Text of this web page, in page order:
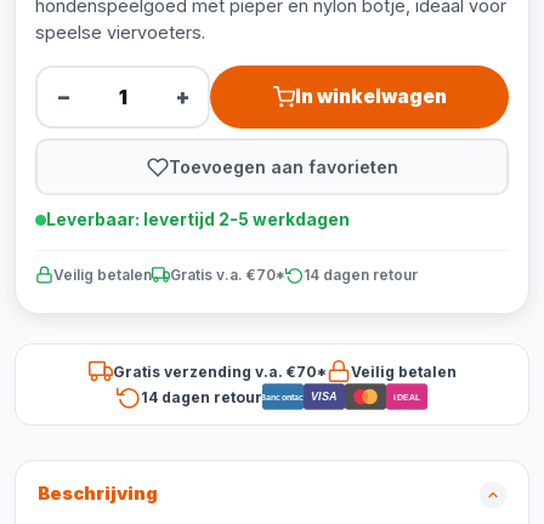
hondenspeelgoed met pieper en nylon botje, ideaal voor
speelse viervoeters.
− + In winkelwagen
Toevoegen aan favorieten
Leverbaar: levertijd 2-5 werkdagen
Veilig betalen Gratis v.a. €70* 14 dagen retour
Gratis verzending v.a. €70*
Veilig betalen
14 dagen retourBancontact VISA iDEAL
Beschrijving